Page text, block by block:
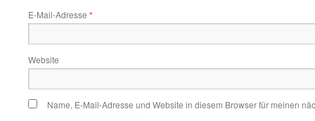
E-Mail-Adresse *
Website
Name, E-Mail-Adresse und Website in diesem Browser für meinen